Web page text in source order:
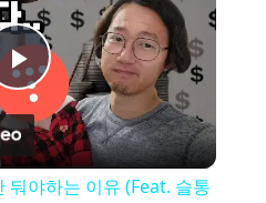
P
l
둬야하는 이유 (Feat. 슬통